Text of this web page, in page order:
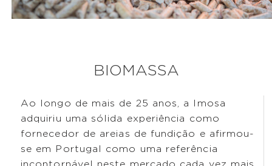
BIOMASSA
Ao longo de mais de 25 anos, a Imosa
adquiriu uma sólida experiência como
fornecedor de areias de fundição e afirmou-
se em Portugal como uma referência
incontornável neste mercado cada vez mais